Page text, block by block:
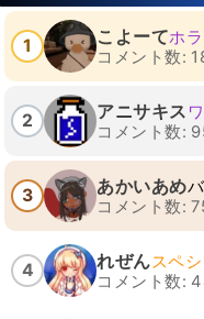
1 こよーてホ
コメント数:
2 アニサキス
コメント数:
3 あかいあめ
コメント数:
4 れぜんスペ
コメント数: